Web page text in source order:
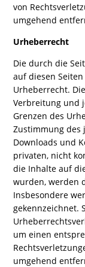
von
umgehend
Urheberrecht
Die durch die
auf diesen
Urheberrecht.
Verbreitung und
Grenzen des
Zustimmung des
Downloads und
privaten, nicht
die Inhalte auf
wurden, werden
Insbesondere
gekennzeichnet.
um einen
umgehend